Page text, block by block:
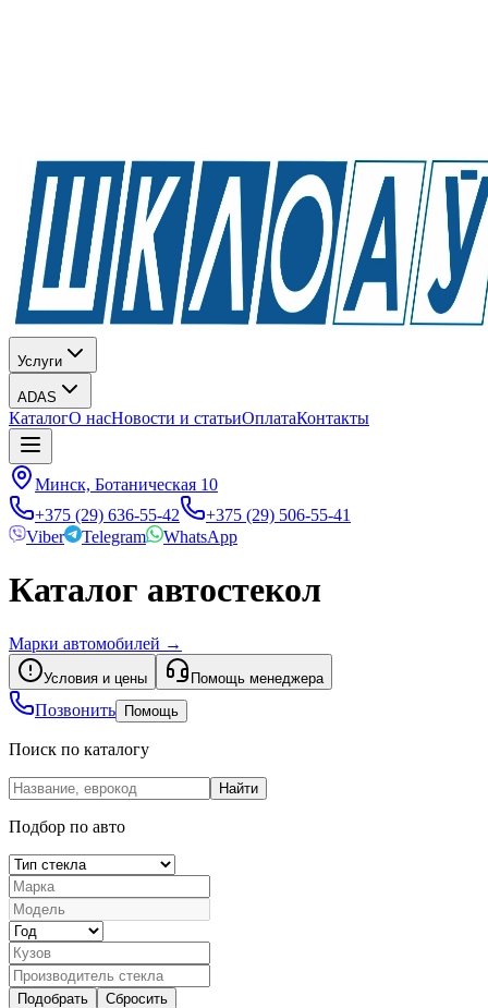
Услуги
ADAS
КаталогО насНовости и статьиОплатаКонтакты
Минск, Ботаническая 10
+375 (29) 636-55-42
+375 (29) 506-55-41
Viber
Telegram WhatsApp
Каталог автостекол
Марки автомобилей →
Условия и цены Помощь менеджера
Позвонить Помощь
Поиск по каталогу
Найти
Подбор по авто
Подобрать Сбросить